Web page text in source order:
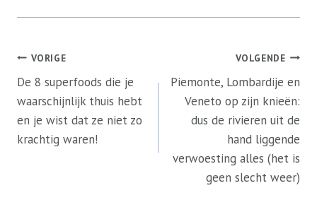
Bericht
navigatie
VORIGE
De 8 superfoods die je
waarschijnlijk thuis hebt
en je wist dat ze niet zo
krachtig waren!
VOLGENDE
Piemonte, Lombardije en
Veneto op zijn knieën:
dus de rivieren uit de
hand liggende
verwoesting alles (het is
geen slecht weer)